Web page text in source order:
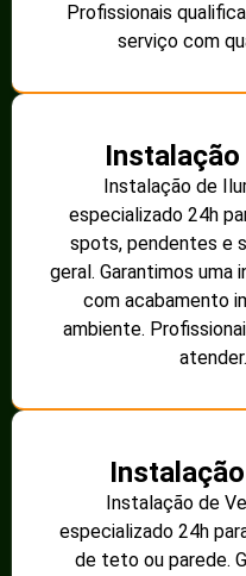
Profissionais
serviço com
Instalação de
especializado 24h
spots, pendentes e
geral. Garantimos uma
com acabamento
ambiente.
Instalação de
especializado 24h
de teto ou parede.